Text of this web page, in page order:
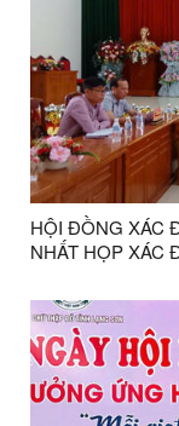
HỘI ĐỒNG XÁC
NHẤT HỌP XÁC